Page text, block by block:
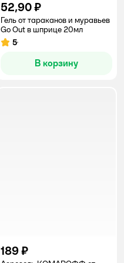
52,90 ₽
Гель от тараканов и муравьев
Go Out в шприце 20мл
Рейтинг:
5
В корзину
189 ₽